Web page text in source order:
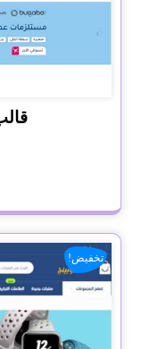
تخفيض!